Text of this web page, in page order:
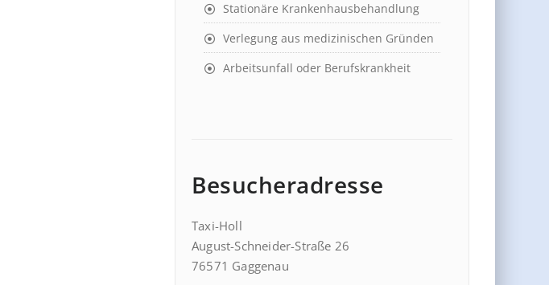
Stationäre Krankenhausbehandlung
Verlegung aus medizinischen Gründen
Arbeitsunfall oder Berufskrankheit
Besucheradresse
Taxi-Holl
August-Schneider-Straße 26
76571 Gaggenau